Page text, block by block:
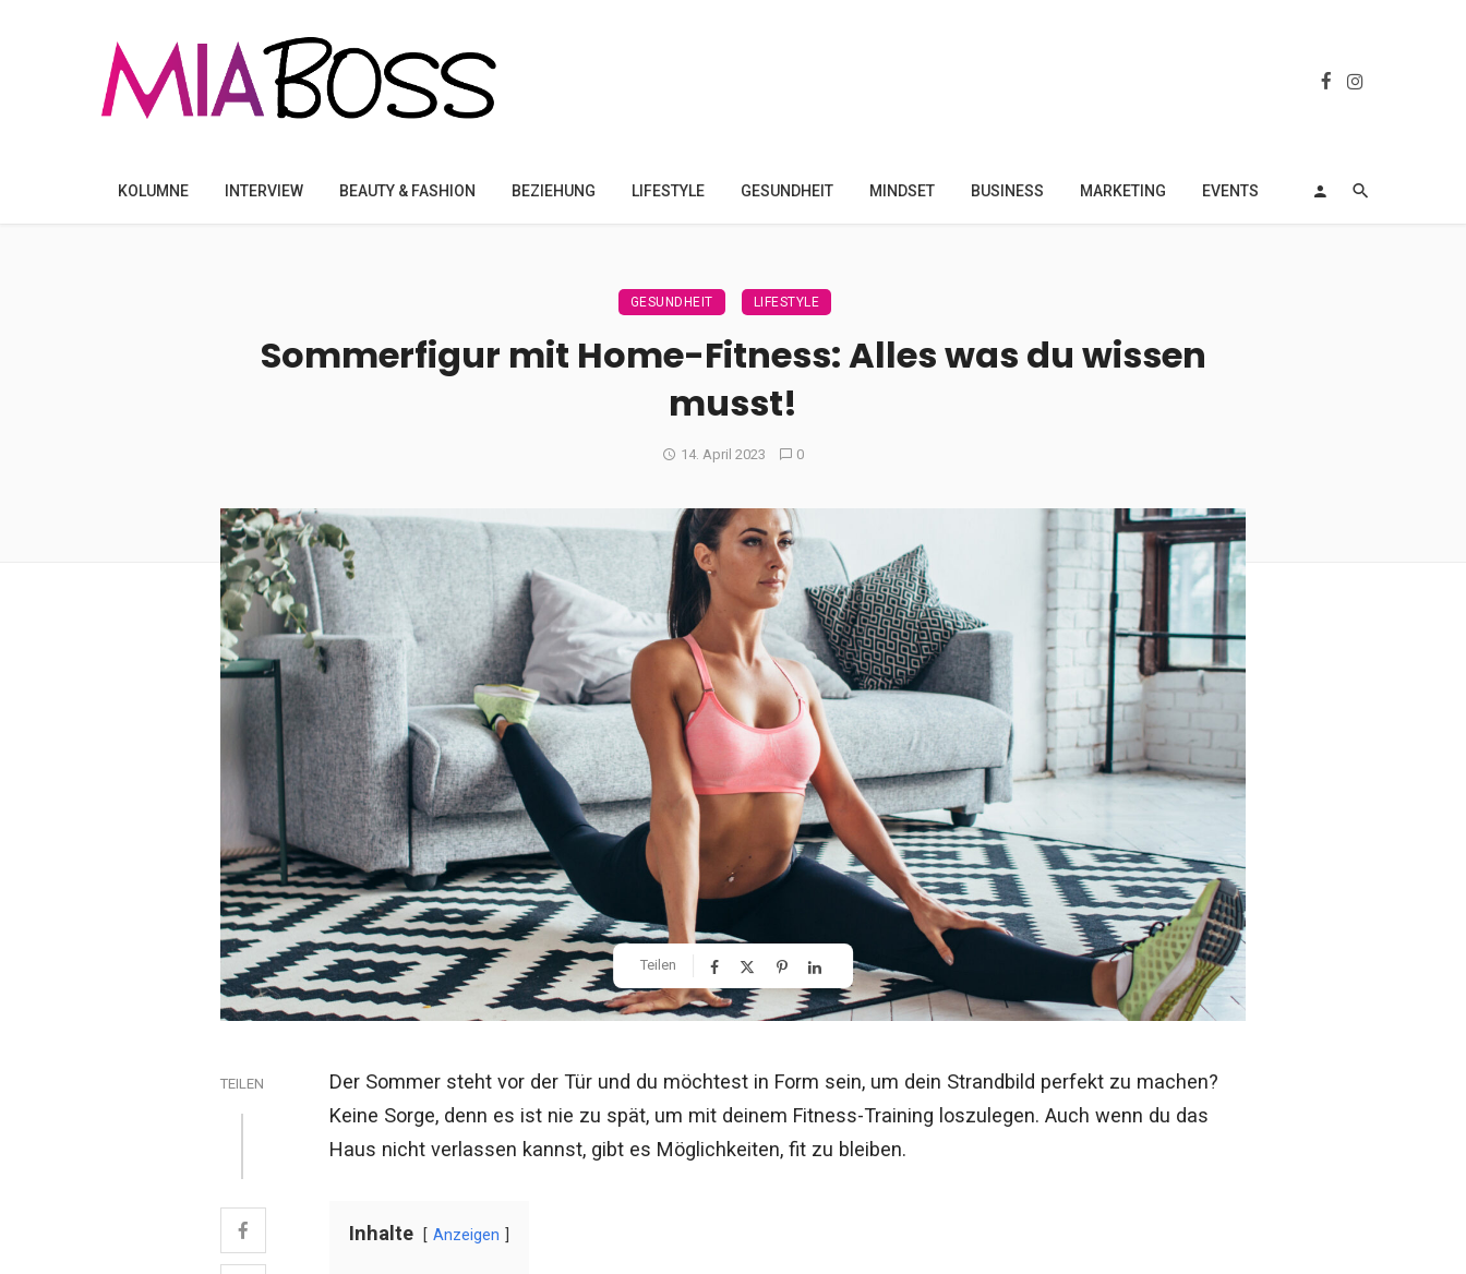
KOLUMNE INTERVIEW BEAUTY & FASHION BEZIEHUNG LIFESTYLE GESUNDHEIT MINDSET BUSINESS MARKETING EVENTS
GESUNDHEIT LIFESTYLE
Sommerfigur mit Home-Fitness: Alles was du wissen
musst!
14. April 2023 0
Teilen
TEILEN
Der Sommer steht vor der Tür und du möchtest in Form sein, um dein Strandbild perfekt zu machen?
Keine Sorge, denn es ist nie zu spät, um mit deinem Fitness-Training loszulegen. Auch wenn du das
Haus nicht verlassen kannst, gibt es Möglichkeiten, fit zu bleiben.
Inhalte Anzeigen